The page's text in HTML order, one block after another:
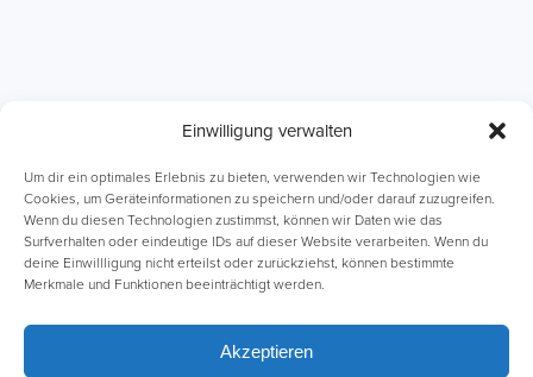
Einwilligung verwalten
Um dir ein optimales Erlebnis zu bieten, verwenden wir Technologien wie
Cookies, um Geräteinformationen zu speichern und/oder darauf zuzugreifen.
Wenn du diesen Technologien zustimmst, können wir Daten wie das
Surfverhalten oder eindeutige IDs auf dieser Website verarbeiten. Wenn du
deine Einwillligung nicht erteilst oder zurückziehst, können bestimmte
Merkmale und Funktionen beeinträchtigt werden.
Akzeptieren
ABI Intensivkurse Online-Kurse
Einzelnachhilfe Lernhefte